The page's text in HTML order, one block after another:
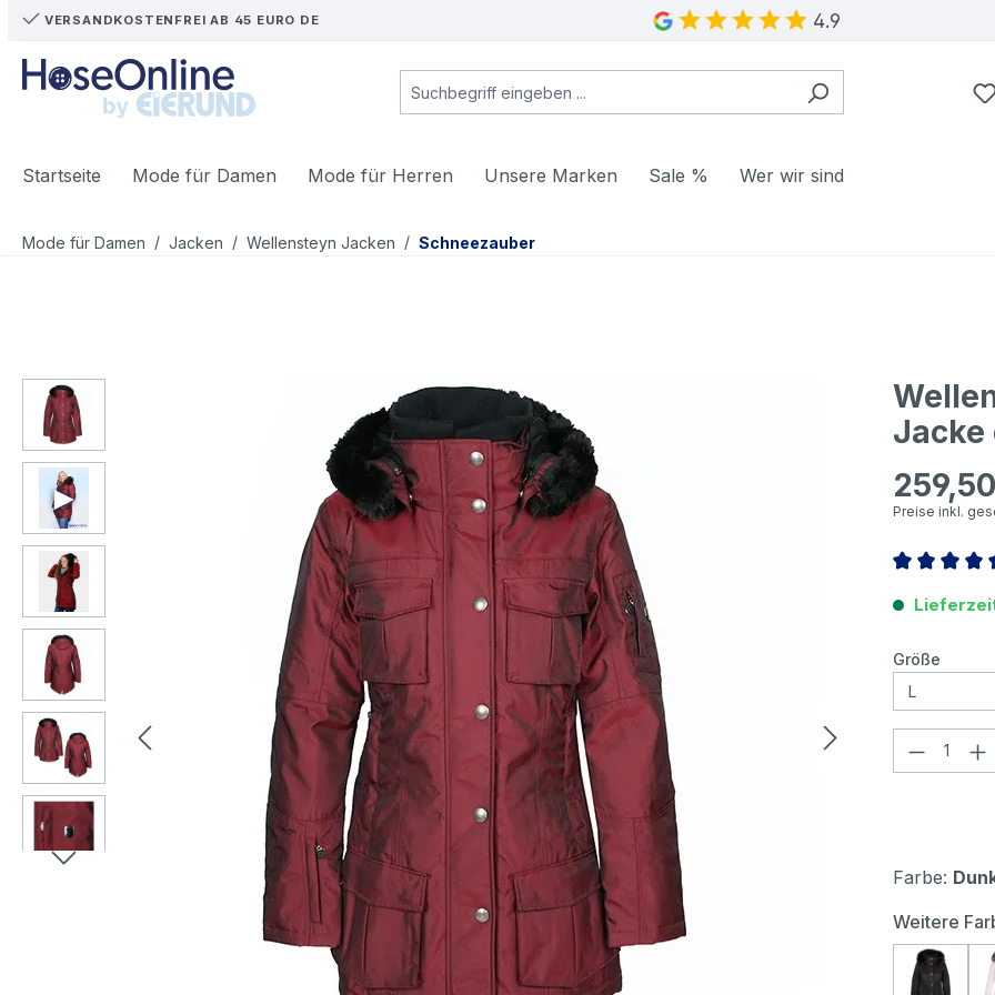
Hauptinhalt springen
Zur Suche springen
Zur Hauptnavigation springen
VERSANDKOSTENFREI AB 45 EURO DE 4.9
Startseite Mode für Damen Mode für Herren Unsere Marken Sale % Wer wir sind
Mode für Damen / Jacken / Wellensteyn Jacken / Schneezauber
Bildergalerie überspringen
Jacke
Regulärer
Preise inkl.
Größe
Farbe:
Weitere